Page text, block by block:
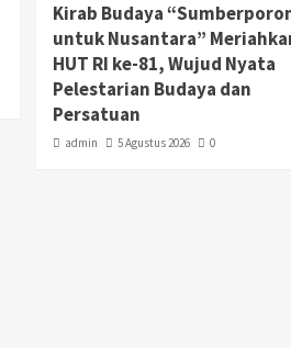
Kirab Budaya
untuk Nusantara”
HUT RI ke-81, Wujud Nyata
Pelestarian Budaya dan
Persatuan
admin 5 Agustus 2026 0